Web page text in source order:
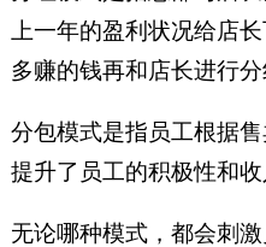
上一年的盈利状况给店
多赚的钱再和店长进行分
分包模式是指员工根据
提升了员工的积极性和收
无论哪种模式，都会刺